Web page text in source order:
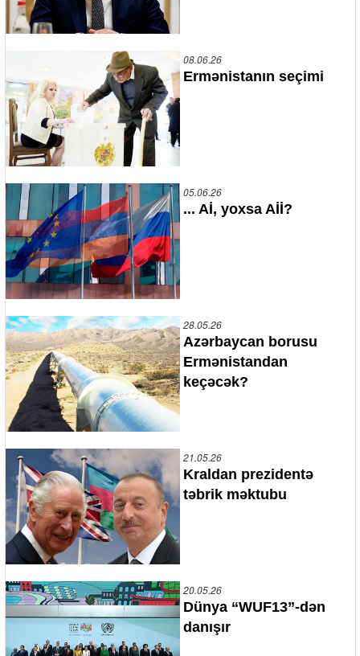
08.06.26
Ermənistanın seçimi
05.06.26
... Aİ, yoxsa Aİİ?
28.05.26
Azərbaycan borusu
Ermənistandan
keçəcək?
21.05.26
Kraldan prezidentə
təbrik məktubu
20.05.26
Dünya “WUF13”-dən
danışır